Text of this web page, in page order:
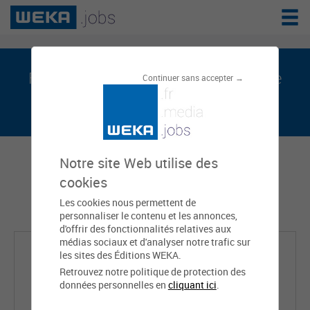
Continuer sans accepter →
Notre site Web utilise des
cookies
Les cookies nous permettent de
personnaliser le contenu et les annonces,
d'offrir des fonctionnalités relatives aux
médias sociaux et d'analyser notre trafic sur
les sites des Éditions WEKA.
Retrouvez notre politique de protection des
données personnelles en cliquant ici.
Fabien LARTIGUE est sur weka.jobs, le
réseau de l'emploi public